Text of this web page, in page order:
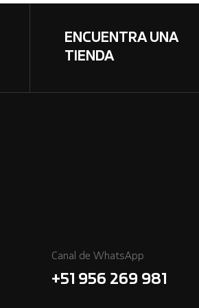
ENCUENTRA UNA
TIENDA
Canal de WhatsApp
+51 956 269 981